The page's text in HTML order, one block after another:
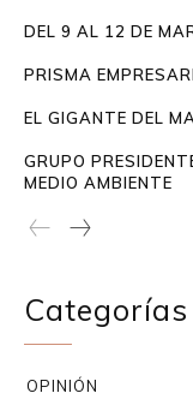
DEL 9 AL 12 DE
PRISMA
EL GIGANTE DEL
GRUPO
MEDIO AMBIENTE
OPINIÓN